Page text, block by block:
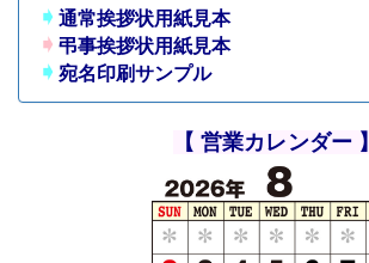
➧通常挨拶状用紙見本
➧弔事挨拶状用紙見本
➧宛名印刷サンプル
【 営業カレンダー 】